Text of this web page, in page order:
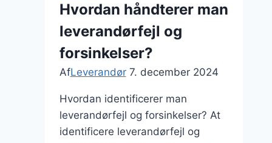
firmaer
Hvordan håndterer man
leverandørfejl og
forsinkelser?
AfLeverandør 7. december 2024
Hvordan identificerer man
leverandørfejl og forsinkelser? At
identificere leverandørfejl og